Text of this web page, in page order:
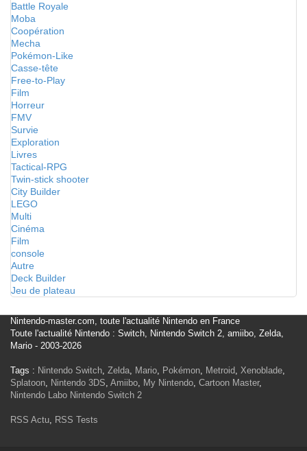
Battle Royale
Moba
Coopération
Mecha
Pokémon-Like
Casse-tête
Free-to-Play
Film
Horreur
FMV
Survie
Exploration
Livres
Tactical-RPG
Twin-stick shooter
City Builder
LEGO
Multi
Cinéma
Film
console
Autre
Deck Builder
Jeu de plateau
Nintendo-master.com, toute l'actualité Nintendo en France
Toute l'actualité Nintendo : Switch, Nintendo Switch 2, amiibo, Zelda,
Mario - 2003-2026
Tags : Nintendo Switch, Zelda, Mario, Pokémon, Metroid, Xenoblade,
Splatoon, Nintendo 3DS, Amiibo, My Nintendo, Cartoon Master,
Nintendo Labo Nintendo Switch 2
RSS Actu, RSS Tests